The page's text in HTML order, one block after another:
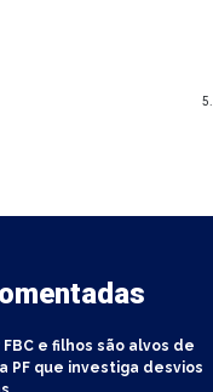
e filhos são alvos de
PF que investiga desvios